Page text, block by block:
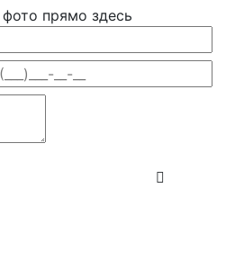
прямо здесь